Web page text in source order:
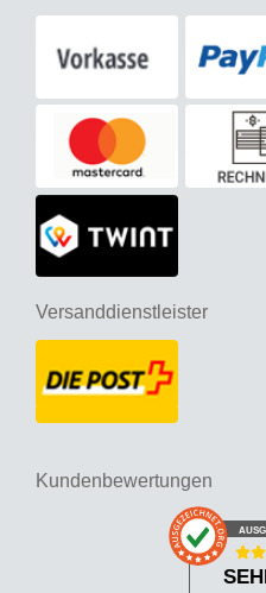
Versanddienstleister
Kundenbewertungen